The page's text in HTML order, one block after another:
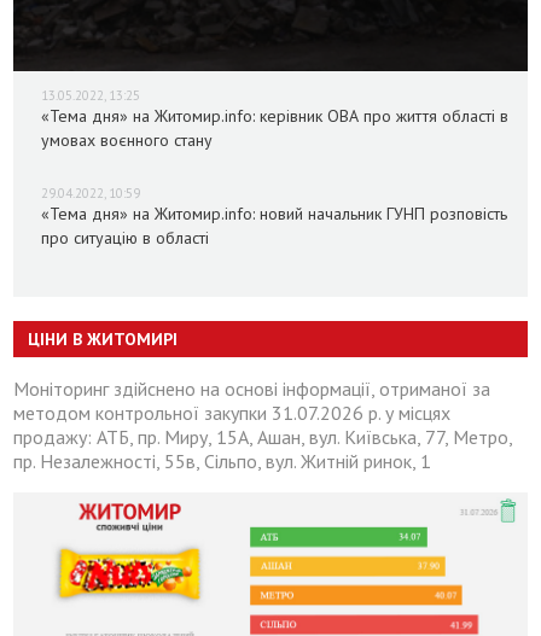
13.05.2022, 13:25
«Тема дня» на Житомир.info: керівник ОВА про життя області в
умовах воєнного стану
29.04.2022, 10:59
«Тема дня» на Житомир.info: новий начальник ГУНП розповість
про ситуацію в області
ЦІНИ В ЖИТОМИРІ
Моніторинг здійснено на основі інформації, отриманої за
методом контрольної закупки 31.07.2026 р. у місцях
продажу: АТБ, пр. Миру, 15А, Ашан, вул. Київська, 77, Метро,
пр. Незалежності, 55в, Сільпо, вул. Житній ринок, 1